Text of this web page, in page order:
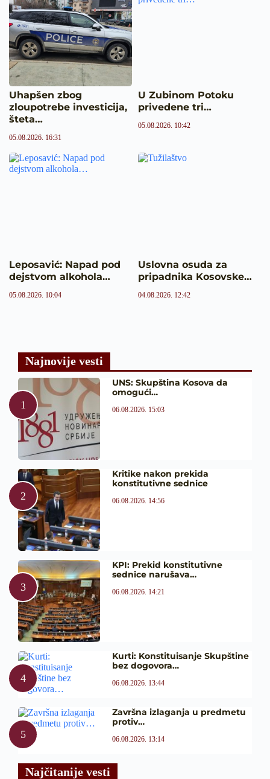
Uhapšen zbog
zloupotrebe investicija,
šteta…
05.08.2026. 16:31
U Zubinom Potoku
privedene tri…
05.08.2026. 10:42
Leposavić: Napad pod
dejstvom alkohola…
05.08.2026. 10:04
Uslovna osuda za
pripadnika Kosovske…
04.08.2026. 12:42
Najnovije vesti
UNS: Skupština Kosova da
omogući…
06.08.2026. 15:03
Kritike nakon prekida
konstitutivne sednice
06.08.2026. 14:56
KPI: Prekid konstitutivne
sednice narušava…
06.08.2026. 14:21
Kurti: Konstituisanje Skupštine
bez dogovora…
06.08.2026. 13:44
Završna izlaganja u predmetu
protiv…
06.08.2026. 13:14
Najčitanije vesti